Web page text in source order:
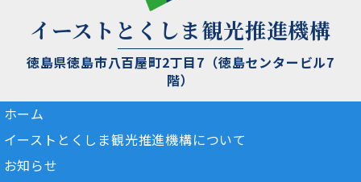
イーストとくしま観光推進機構
徳島県徳島市八百屋町2丁目7（徳島センタービル7
階）
ホーム
イーストとくしま観光推進機構について
お知らせ